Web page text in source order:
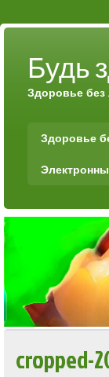
Будь
Здоровье без
Здоровье
cropped-